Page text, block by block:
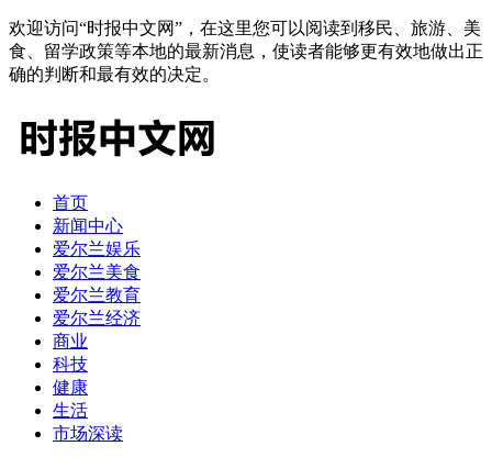
欢迎访问“时报中文网”，在这里您可以阅读到移民、旅游、美
食、留学政策等本地的最新消息，使读者能够更有效地做出正
确的判断和最有效的决定。
首页
新闻中心
爱尔兰娱乐
爱尔兰美食
爱尔兰教育
爱尔兰经济
商业
科技
健康
生活
市场深读